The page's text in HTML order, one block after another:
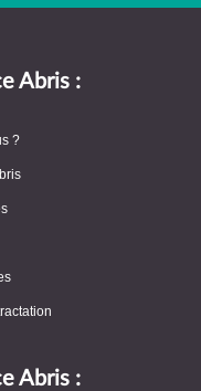
Abris :
?
Abris :